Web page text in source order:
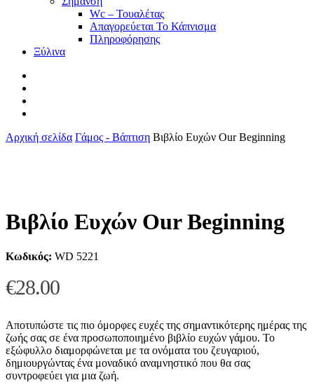
Wc – Τουαλέτας
Απαγορεύεται Το Κάπνισμα
Πληροφόρησης
Ξύλινα
Αρχική σελίδα Γάμος - Βάπτιση Βιβλίο Ευχών Our Beginning
Βιβλίο Ευχών Our Beginning
Κωδικός: WD 5221
€28.00
Αποτυπώστε τις πιο όμορφες ευχές της σημαντικότερης ημέρας της
ζωής σας σε ένα προσωποποιημένο βιβλίο ευχών γάμου. Το
εξώφυλλο διαμορφώνεται με τα ονόματα του ζευγαριού,
δημιουργώντας ένα μοναδικό αναμνηστικό που θα σας
συντροφεύει για μια ζωή.